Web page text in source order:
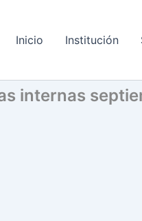
Inicio Institución
internas